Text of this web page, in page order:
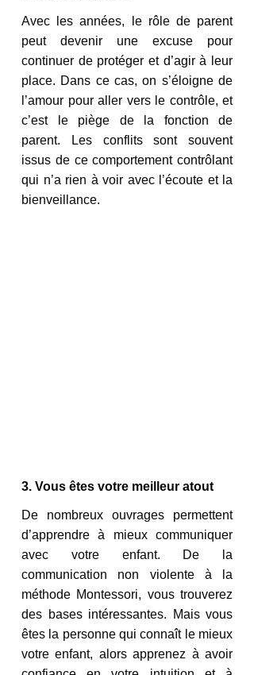
Avec les années, le rôle de parent
peut devenir une excuse pour
continuer de protéger et d’agir à leur
place. Dans ce cas, on s’éloigne de
l’amour pour aller vers le contrôle, et
c’est le piège de la fonction de
parent. Les conflits sont souvent
issus de ce comportement contrôlant
qui n’a rien à voir avec l’écoute et la
bienveillance.
3. Vous êtes votre meilleur atout
De nombreux ouvrages permettent
d’apprendre à mieux communiquer
avec votre enfant. De la
communication non violente à la
méthode Montessori, vous trouverez
des bases intéressantes. Mais vous
êtes la personne qui connaît le mieux
votre enfant, alors apprenez à avoir